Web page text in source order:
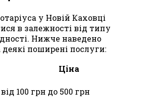
у Новій Каховці
в залежності від типу
Нижче наведено
поширені послуги:
Ціна
від 100 грн до 500 грн